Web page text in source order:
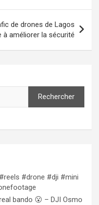
de drones de Lagos
à améliorer la sécurité
Rechercher
#drone #dji #mini
bando 😮 – DJI Osmo